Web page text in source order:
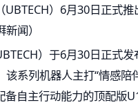
）6月30日正式
闻）
）于6月30日正式
该系列机器人主打“情感陪
备自主行动能力的顶配版